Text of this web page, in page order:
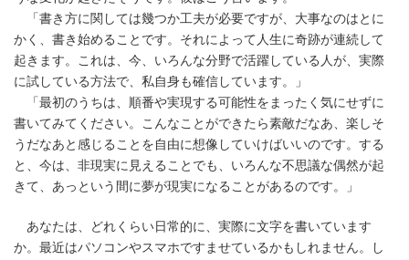
「書き方に関しては幾つか工夫が必要ですが、大事なのはとに
かく、書き始めることです。それによって人生に奇跡が連続して
起きます。これは、今、いろんな分野で活躍している人が、実際
に試している方法で、私自身も確信しています。」
「最初のうちは、順番や実現する可能性をまったく気にせずに
書いてみてください。こんなことができたら素敵だなあ、楽しそ
うだなあと感じることを自由に想像していけばいいのです。する
と、今は、非現実に見えることでも、いろんな不思議な偶然が起
きて、あっという間に夢が現実になることがあるのです。」
あなたは、どれくらい日常的に、実際に文字を書いています
か。最近はパソコンやスマホですませているかもしれません。し